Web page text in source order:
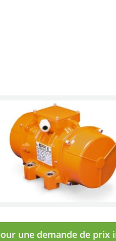
une demande de prix